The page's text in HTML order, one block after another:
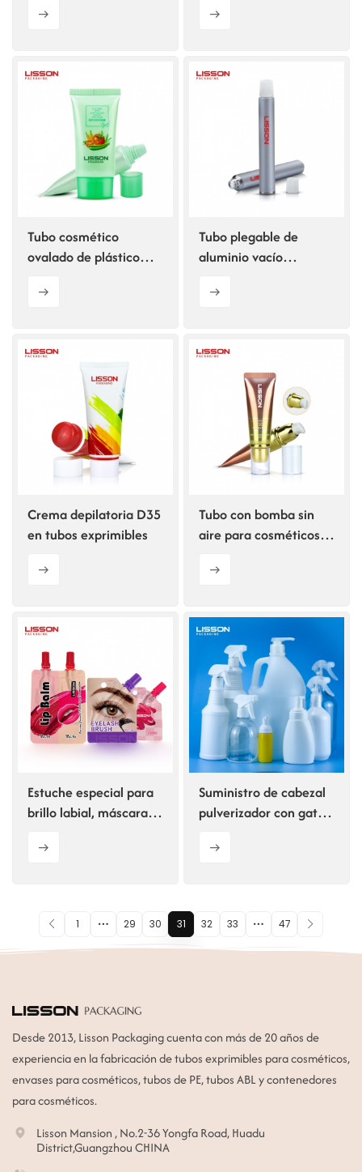
el cuidado del cuero
cosmético con
Tubo cosmético
ovalado de plástico
rosca ovalada
Tubo plegable de
aluminio vacío
Crema depilatoria D35
en tubos exprimibles
Tubo con bomba sin
aire para cosméticos,
ml, 50 ml y 60 ml.
Estuche especial para
brillo labial, máscara
pestañas con
Suministro de cabezal
pulverizador con gatillo
Entrega rápida.
1 29 30 31 32 33 47
Desde 2013, Lisson Packaging cuenta con más de 20 años de
experiencia en la fabricación de tubos exprimibles para cosméticos,
envases para cosméticos, tubos de PE, tubos ABL y contenedores
para cosméticos.
Lisson Mansion , No.2-36 Yongfa Road, Huadu
District,Guangzhou CHINA